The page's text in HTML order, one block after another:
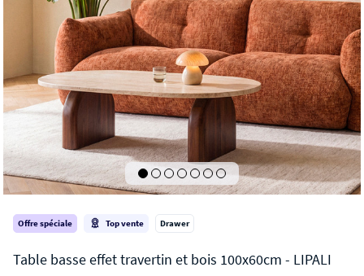
Offre spéciale Top vente Drawer